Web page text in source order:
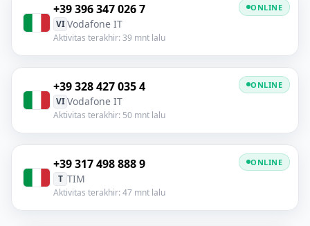
+39 396 347 026 7
VI Vodafone IT
Aktivitas terakhir: 39 mnt lalu
ONLINE
+39 328 427 035 4
VI Vodafone IT
Aktivitas terakhir: 50 mnt lalu
ONLINE
+39 317 498 888 9
T TIM
Aktivitas terakhir: 47 mnt lalu
ONLINE